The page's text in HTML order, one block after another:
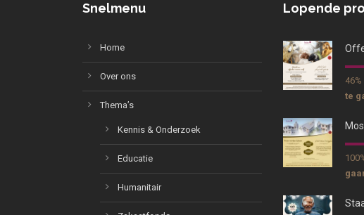
Snelmenu
Home
Over ons
Thema’s
Kennis & Onderzoek
Educatie
Humanitair
Lopende
te